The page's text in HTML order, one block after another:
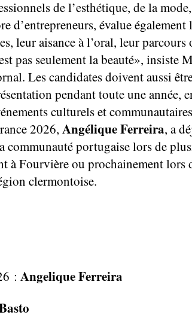
de l’esthétique, de la mode,
d’entrepreneurs, évalue également
leur aisance à l’oral, leur parcours
pas seulement la beauté», insiste
Les candidates doivent aussi
pendant toute une année,
culturels et
2026, Angélique Ferreira, a
communauté portugaise lors de
à Fourvière ou prochainement lors
clermontoise.
: Angelique Ferreira